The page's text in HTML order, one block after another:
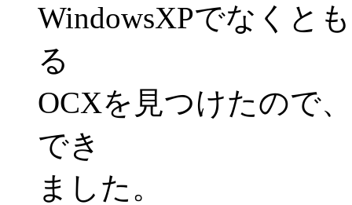
WindowsXPでなくと
る
OCXを見つけたので
でき
ました。